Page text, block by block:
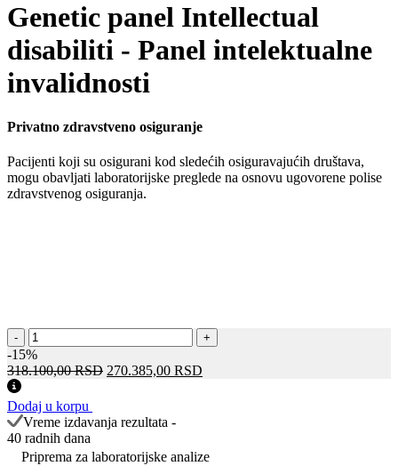
Genetic panel Intellectual
disabiliti - Panel intelektualne
invalidnosti
Privatno zdravstveno osiguranje
Pacijenti koji su osigurani kod sledećih osiguravajućih društava,
mogu obavljati laboratorijske preglede na osnovu ugovorene polise
zdravstvenog osiguranja.
-
Genetic
panel
Intellectual
-
Panel
intelektualne
invalidnosti
количина
+
-15%
318.100,00RSD Оригинална
била:
318.100,00 RSD.
270.385,00 RSD
Dodaj u korpu
Vreme izdavanja rezultata -
40 radnih dana
Priprema za laboratorijske analize